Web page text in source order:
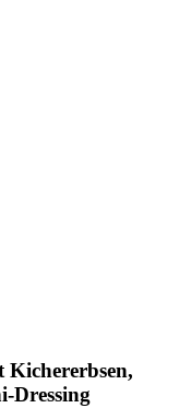
Kichererbsen,
Dressing